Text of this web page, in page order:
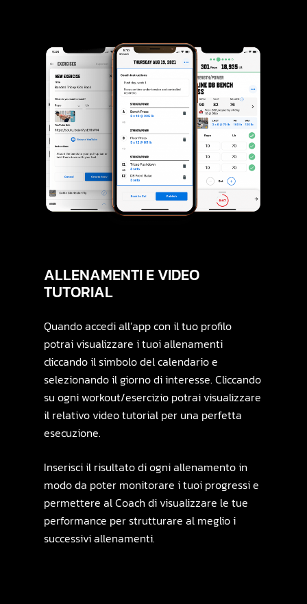
ALLENAMENTIEVIDEO
TUTORIAL
Quando accedi all’app con il tuo profilo
potrai visualizzare i tuoi allenamenti
cliccando il simbolo del calendario e
selezionando il giorno di interesse. Cliccando
su ogni workout/esercizio potrai visualizzare
il relativo video tutorial per una perfetta
esecuzione.
Inserisci il risultato di ogni allenamento in
modo da poter monitorare i tuoi progressi e
permettere al Coach di visualizzare le tue
performance per strutturare al meglio i
successivi allenamenti.